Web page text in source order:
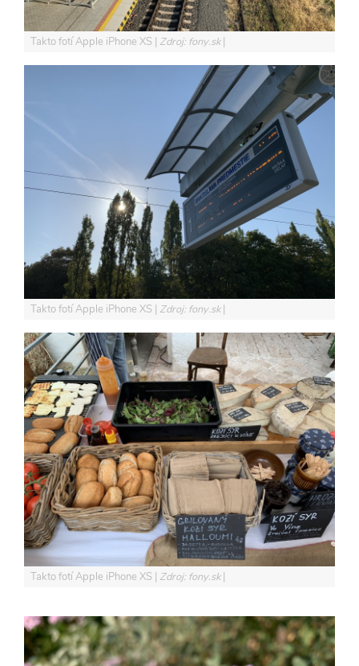
Takto fotí Apple iPhone XS Zdroj: fony.sk
Takto fotí Apple iPhone XS Zdroj: fony.sk
Takto fotí Apple iPhone XS Zdroj: fony.sk